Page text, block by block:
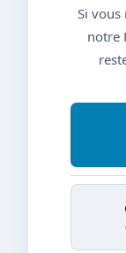
Si vous
notre